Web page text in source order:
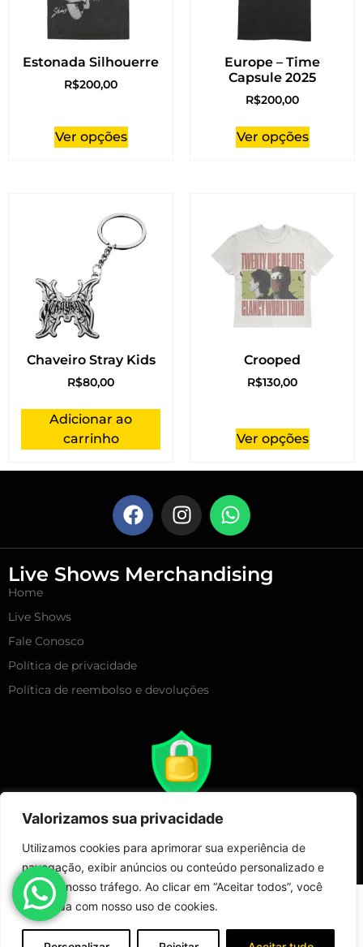
Valorizamos sua privacidade
Utilizamos cookies para aprimorar sua experiência de
navegação, exibir anúncios ou conteúdo personalizado e
analisar nosso tráfego. Ao clicar em “Aceitar todos”, você
concorda com nosso uso de cookies.
Estonada Silhouerre
R$200,00
Ver opções
Europe – Time
Capsule 2025
R$200,00
Ver opções
Chaveiro Stray Kids
R$80,00
Adicionar ao
carrinho
Crooped
R$130,00
Ver opções
Live Shows Merchandising
Home
Live Shows
Fale Conosco
Política de privacidade
Política de reembolso e devoluções
Copyright 2025 – Live Show Merchandising | Todos Direitos
Loja Minha conta Fale Conosco